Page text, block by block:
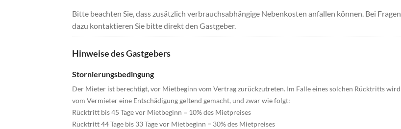
Bitte beachten Sie, dass zusätzlich verbrauchsabhängige Nebenkosten anfallen können. Bei Fragen
dazu kontaktieren Sie bitte direkt den Gastgeber.
Hinweise des Gastgebers
Stornierungsbedingung
Der Mieter ist berechtigt, vor Mietbeginn vom Vertrag zurückzutreten. Im Falle eines solchen Rücktritts wird
vom Vermieter eine Entschädigung geltend gemacht, und zwar wie folgt:
Rücktritt bis 45 Tage vor Mietbeginn = 10% des Mietpreises
Rücktritt 44 Tage bis 33 Tage vor Mietbeginn = 30% des Mietpreises